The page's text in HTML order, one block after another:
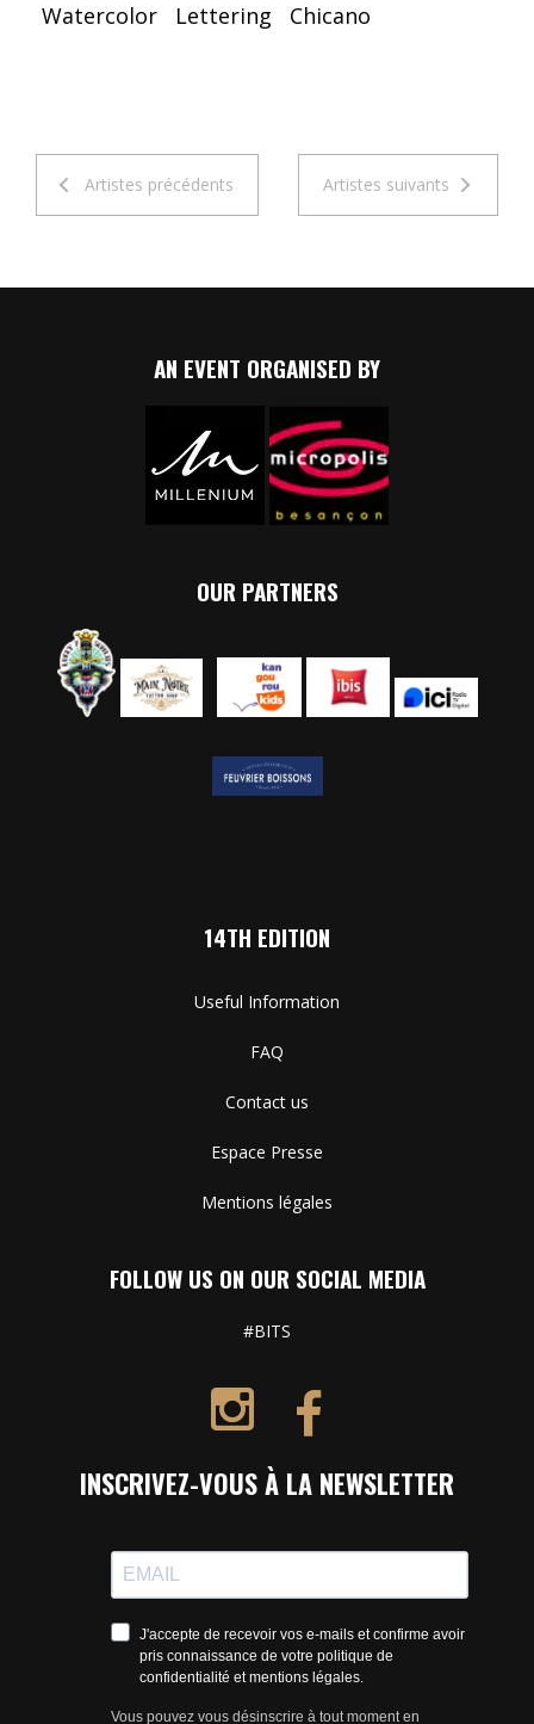
Watercolor
Lettering Chicano
Artistes précédents Artistes suivants
AN EVENT ORGANISED BY
OUR PARTNERS
14TH EDITION
Useful Information
FAQ
Contact us
Espace Presse
Mentions légales
FOLLOW US ON OUR SOCIAL MEDIA
#BITS
INSCRIVEZ-VOUS À LA NEWSLETTER
J'accepte de recevoir vos e-mails et confirme avoir
pris connaissance de votre politique de
confidentialité et mentions légales.
Vous pouvez vous désinscrire à tout moment en